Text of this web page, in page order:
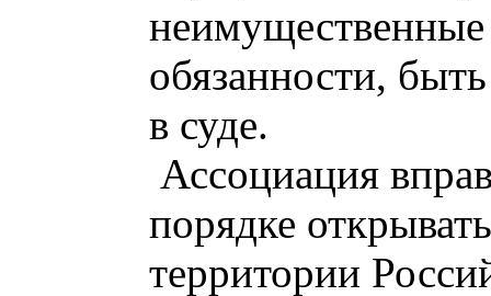
неимущественные
обязанности,
в суде.
Ассоциация
порядке
территории